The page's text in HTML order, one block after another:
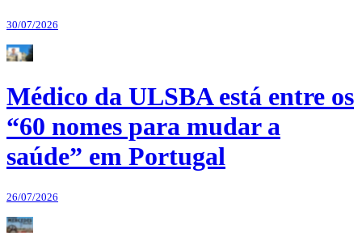
30/07/2026
Médico da ULSBA está entre os
“60 nomes para mudar a
saúde” em Portugal
26/07/2026